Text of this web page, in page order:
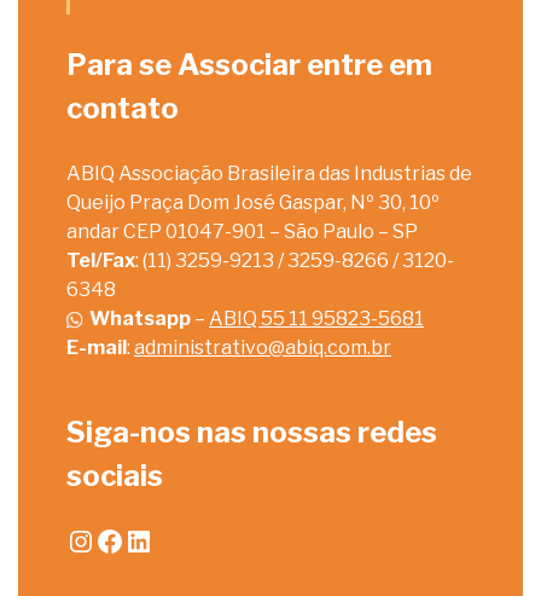
Para se Associar entre em
contato
ABIQ Associação Brasileira das Industrias de
Queijo Praça Dom José Gaspar, Nº 30, 10º
andar CEP 01047-901 – São Paulo – SP
Tel/Fax: (11) 3259-9213 / 3259-8266 / 3120-
6348
Whatsapp – ABIQ 55 11 95823-5681
E-mail: administrativo@abiq.com.br
Siga-nos nas nossas redes
sociais
Instagram
Facebook
LinkedIn